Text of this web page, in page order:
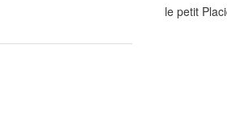
le petit